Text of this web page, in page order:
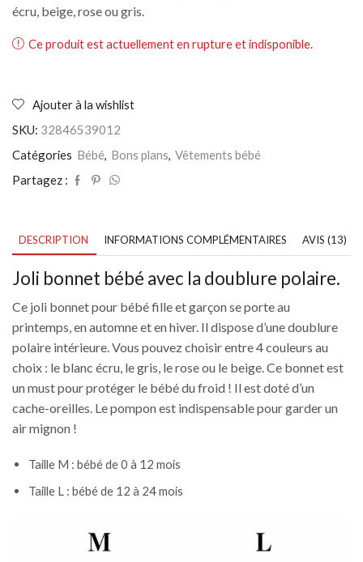
écru, beige, rose ou gris.
Ce produit est actuellement en rupture et indisponible.
Ajouter à la wishlist
SKU: 32846539012
Catégories Bébé, Bons plans, Vêtements bébé
Partagez :
DESCRIPTION INFORMATIONS COMPLÉMENTAIRES AVIS (13)
Joli bonnet bébé avec la doublure polaire.
Ce joli bonnet pour bébé fille et garçon se porte au
printemps, en automne et en hiver. Il dispose d’une doublure
polaire intérieure. Vous pouvez choisir entre 4 couleurs au
choix : le blanc écru, le gris, le rose ou le beige. Ce bonnet est
un must pour protéger le bébé du froid ! Il est doté d’un
cache-oreilles. Le pompon est indispensable pour garder un
air mignon !
Taille M : bébé de 0 à 12 mois
Taille L : bébé de 12 à 24 mois